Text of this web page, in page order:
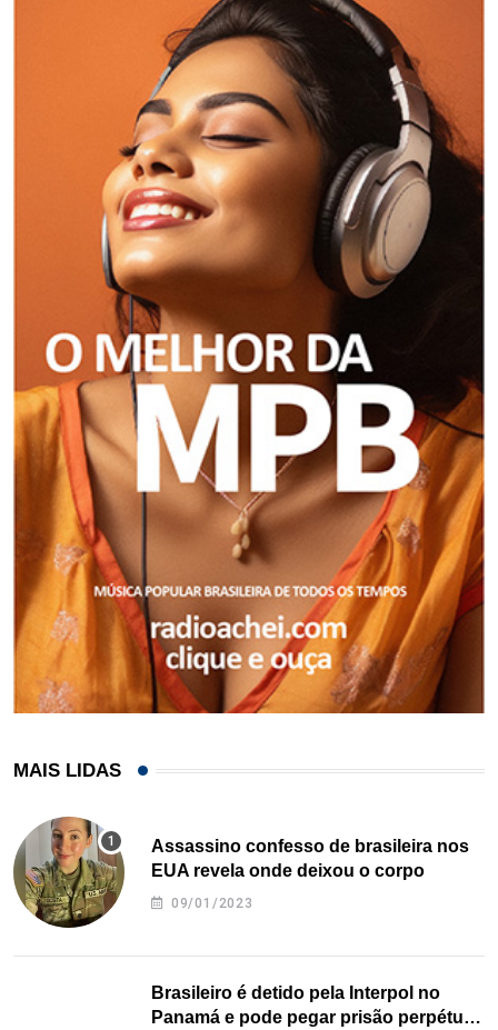
MAIS LIDAS
Assassino confesso de brasileira nos
EUA revela onde deixou o corpo
09/01/2023
Brasileiro é detido pela Interpol no
Panamá e pode pegar prisão perpétua